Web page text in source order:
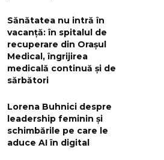
Sănătatea nu intră în
vacanță: în spitalul de
recuperare din Orașul
Medical, îngrijirea
medicală continuă și de
sărbători
Lorena Buhnici despre
leadership feminin și
schimbările pe care le
aduce AI în digital